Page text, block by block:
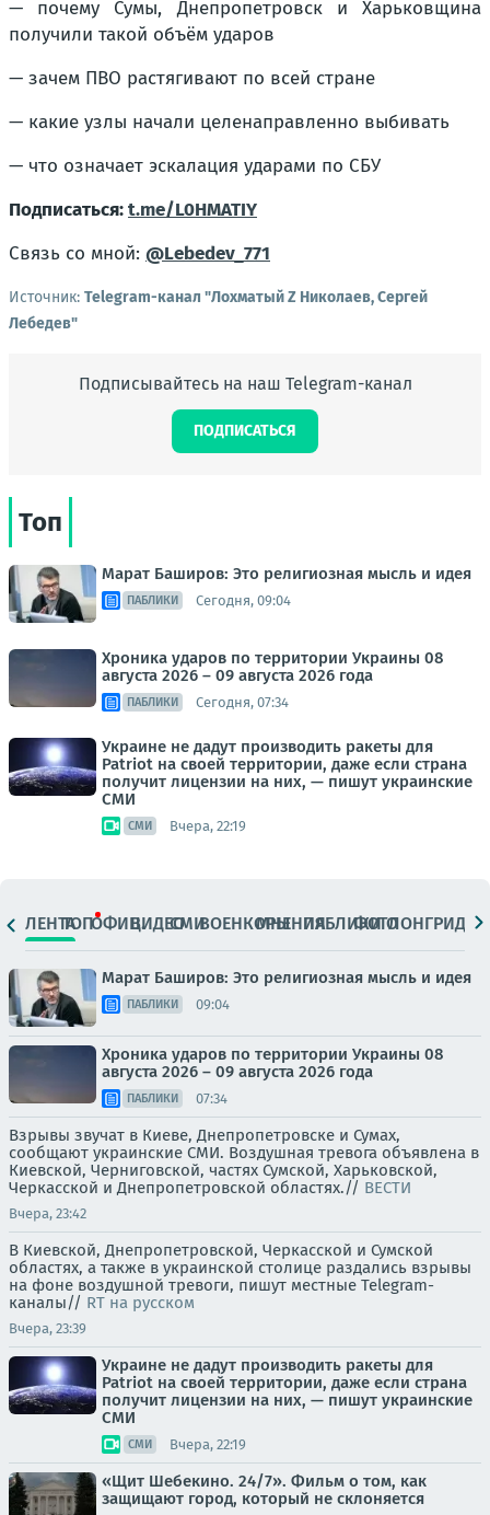
— почему Сумы, Днепропетровск и Харьковщина
получили такой объём ударов
— зачем ПВО растягивают по всей стране
— какие узлы начали целенаправленно выбивать
— что означает эскалация ударами по СБУ
Подписаться:t.me/L0HMATIY
Связь со мной: @Lebedev_771
Источник: Telegram-канал "Лохматый Z Николаев, Сергей
Лебедев"
Подписывайтесь на наш Telegram-канал
ПОДПИСАТЬСЯ
Топ
Марат Баширов: Это религиозная мысль и идея
ПАБЛИКИ Сегодня, 09:04
Хроника ударов по территории Украины 08
августа 2026 – 09 августа 2026 года
ПАБЛИКИ Сегодня, 07:34
Украине не дадут производить ракеты для
Patriot на своей территории, даже если страна
получит лицензии на них, — пишут украинские
СМИ
СМИ Вчера, 22:19
ЛЕНТАТОПОФИЦ.ВИДЕОСМИВОЕНКОРЫМНЕНИЯПАБЛИКИ
ФОТОЛОНГРИДЫ
Марат Баширов: Это религиозная мысль и идея
ПАБЛИКИ 09:04
Хроника ударов по территории Украины 08
августа 2026 – 09 августа 2026 года
ПАБЛИКИ 07:34
Взрывы звучат в Киеве, Днепропетровске и Сумах,
сообщают украинские СМИ. Воздушная тревога объявлена в
Киевской, Черниговской, частях Сумской, Харьковской,
Черкасской и Днепропетровской областях.// ВЕСТИ
Вчера, 23:42
В Киевской, Днепропетровской, Черкасской и Сумской
областях, а также в украинской столице раздались взрывы
на фоне воздушной тревоги, пишут местные Telegram-
каналы// RT на русском
Вчера, 23:39
Украине не дадут производить ракеты для
Patriot на своей территории, даже если страна
получит лицензии на них, — пишут украинские
СМИ
СМИ Вчера, 22:19
«Щит Шебекино. 24/7». Фильм о том, как
защищают город, который не склоняется